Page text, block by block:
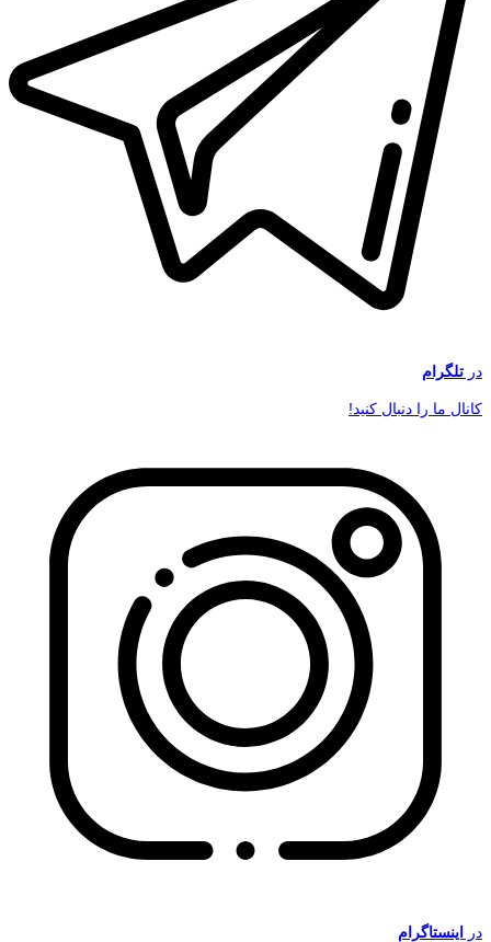
در تلگرام
کانال ما را دنبال کنید!
در اینستاگرام